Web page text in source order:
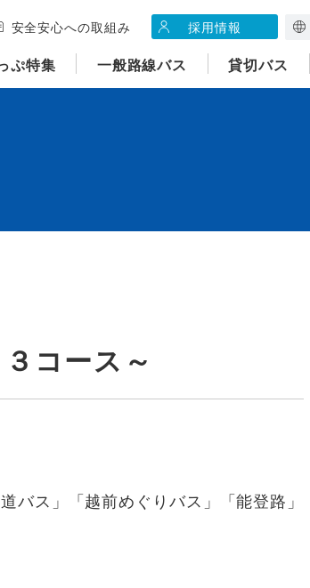
安全安心への取組み 採用情報
ぷ特集 一般路線バス 貸切バス
コース～
バス」「越前めぐりバス」「能登路」